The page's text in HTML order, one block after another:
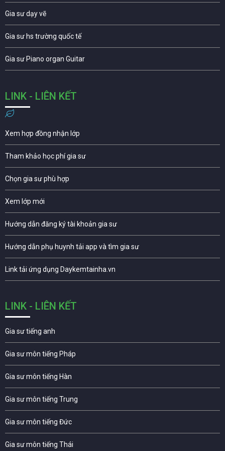
Gia sư dạy vẽ
Gia sư hs trường quốc tế
Gia sư Piano organ Guitar
LINK - LIÊN KẾT
Xem hợp đồng nhận lớp
Tham khảo học phí gia sư
Chọn gia sư phù hợp
Xem lớp mới
Hướng dẫn đăng ký tài khoản gia sư
Hướng dẫn phụ huynh tải app và tìm gia sư
Link tải ứng dụng Daykemtainha.vn
LINK - LIÊN KẾT
Gia sư tiếng anh
Gia sư môn tiếng Pháp
Gia sư môn tiếng Hàn
Gia sư môn tiếng Trung
Gia sư môn tiếng Đức
Gia sư môn tiếng Thái